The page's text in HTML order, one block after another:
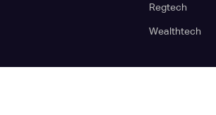
Regtech
Wealthtech